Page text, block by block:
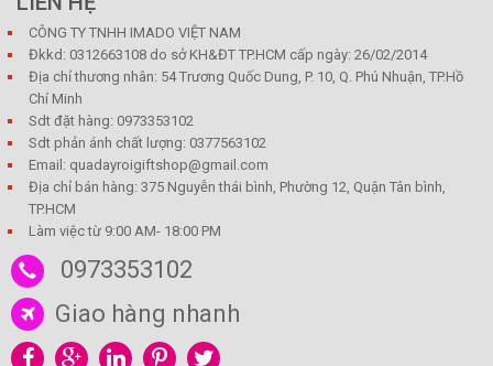
CÔNG TY TNHH IMADO VIỆT NAM
Đkkd: 0312663108 do sở KH&ĐT TP.HCM cấp ngày: 26/02/2014
Địa chỉ thương nhân: 54 Trương Quốc Dung, P. 10, Q. Phú Nhuận, TP.Hồ
Chí Minh
Sdt đặt hàng: 0973353102
Sdt phản ánh chất lượng: 0377563102
Email: quadayroigiftshop@gmail.com
Địa chỉ bán hàng: 375 Nguyễn thái bình, Phường 12, Quận Tân bình,
TP.HCM
Làm việc từ 9:00 AM- 18:00 PM
0973353102
Giao hàng nhanh